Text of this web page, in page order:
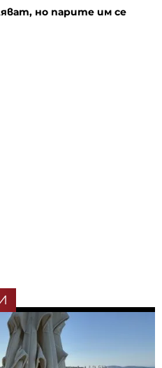
но парите им се